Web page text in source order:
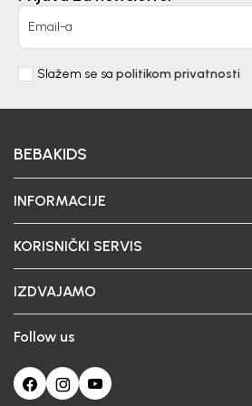
Email-a
Slažem se sa politikom privatnosti
BEBAKIDS
INFORMACIJE
KORISNIČKI SERVIS
IZDVAJAMO
Follow us